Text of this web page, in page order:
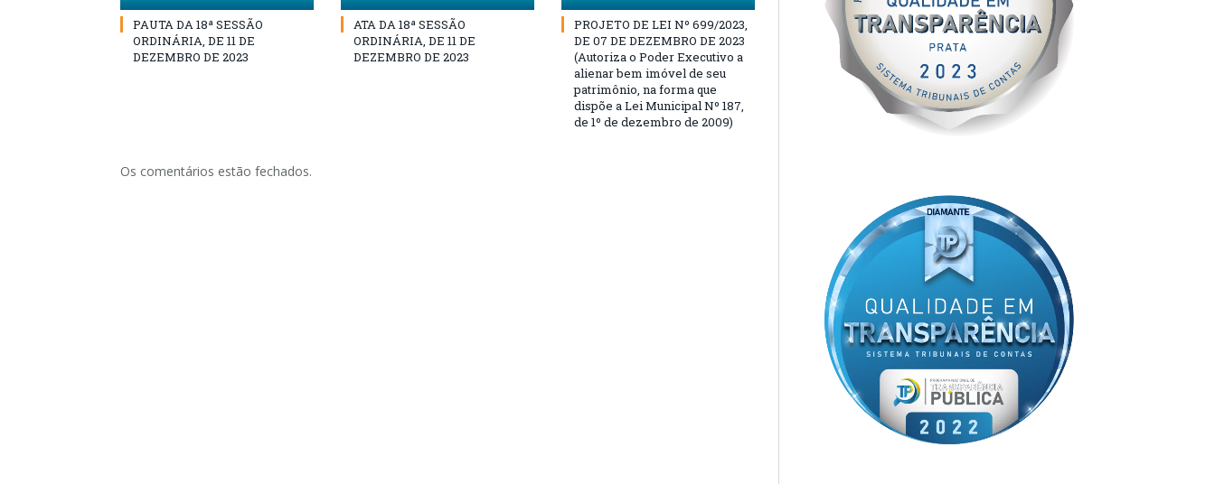
PAUTA DA 18ª SESSÃO
ORDINÁRIA, DE 11 DE
DEZEMBRO DE 2023
ATA DA 18ª SESSÃO
ORDINÁRIA, DE 11 DE
DEZEMBRO DE 2023
PROJETO DE LEI Nº 699/2023,
DE 07 DE DEZEMBRO DE 2023
(Autoriza o Poder Executivo a
alienar bem imóvel de seu
patrimônio, na forma que
dispõe a Lei Municipal Nº 187,
de 1º de dezembro de 2009)
Os comentários estão fechados.